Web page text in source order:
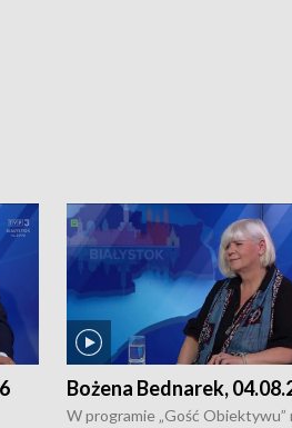
Bożena Bednarek,
W programie „Gość Obiektywu”